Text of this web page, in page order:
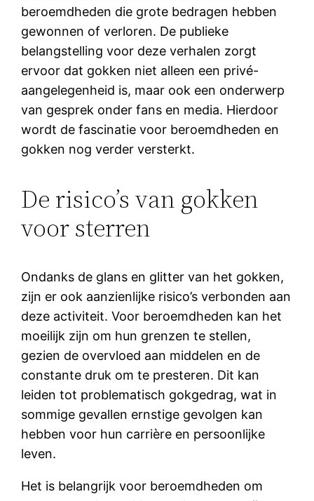
beroemdheden die grote bedragen hebben
gewonnen of verloren. De publieke
belangstelling voor deze verhalen zorgt
ervoor dat gokken niet alleen een privé-
aangelegenheid is, maar ook een onderwerp
van gesprek onder fans en media. Hierdoor
wordt de fascinatie voor beroemdheden en
gokken nog verder versterkt.
De risico’s van gokken
voor sterren
Ondanks de glans en glitter van het gokken,
zijn er ook aanzienlijke risico’s verbonden aan
deze activiteit. Voor beroemdheden kan het
moeilijk zijn om hun grenzen te stellen,
gezien de overvloed aan middelen en de
constante druk om te presteren. Dit kan
leiden tot problematisch gokgedrag, wat in
sommige gevallen ernstige gevolgen kan
hebben voor hun carrière en persoonlijke
leven.
Het is belangrijk voor beroemdheden om